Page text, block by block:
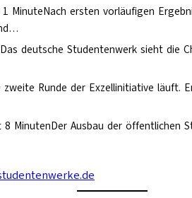
1 MinuteNach ersten vorläufigen
deutsche Studentenwerk sieht die
zweite Runde der Exzellinitiative
8 MinutenDer Ausbau der öffentlichen